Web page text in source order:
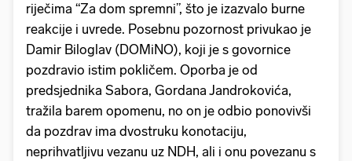
riječima “Za dom spremni”, što je izazvalo burne
reakcije i uvrede. Posebnu pozornost privukao je
Damir Biloglav (DOMiNO), koji je s govornice
pozdravio istim pokličem. Oporba je od
predsjednika Sabora, Gordana Jandrokovića,
tražila barem opomenu, no on je odbio ponovivši
da pozdrav ima dvostruku konotaciju,
neprihvatljivu vezanu uz NDH, ali i onu povezanu s